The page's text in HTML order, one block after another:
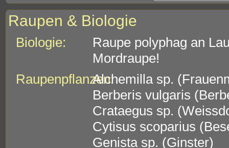
Raupen & Biologie
Biologie:
Raupe polyphag an
Mordraupe!
Raupenpflanzen:Alchemilla sp.
Berberis vulgaris
Crataegus sp.
Cytisus scoparius
Genista sp. (Ginster)